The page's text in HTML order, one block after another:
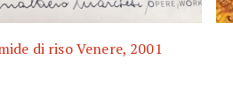
di riso Venere, 2001